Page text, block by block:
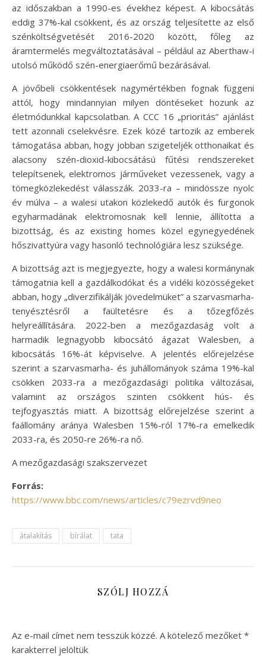
az időszakban a 1990-es évekhez képest. A kibocsátás
eddig 37%-kal csökkent, és az ország teljesítette az első
szénköltségvetését 2016-2020 között, főleg az
áramtermelés megváltoztatásával – például az Aberthaw-i
utolsó működő szén-energiaerőmű bezárásával.
A jövőbeli csökkentések nagymértékben fognak függeni
attól, hogy mindannyian milyen döntéseket hozunk az
életmódunkkal kapcsolatban. A CCC 16 „prioritás” ajánlást
tett azonnali cselekvésre. Ezek közé tartozik az emberek
támogatása abban, hogy jobban szigeteljék otthonaikat és
alacsony szén-dioxid-kibocsátású fűtési rendszereket
telepítsenek, elektromos járműveket vezessenek, vagy a
tömegközlekedést válasszák. 2033-ra – mindössze nyolc
év múlva – a walesi utakon közlekedő autók és furgonok
egyharmadának elektromosnak kell lennie, állította a
bizottság, és az existing homes közel egynegyedének
hőszivattyúra vagy hasonló technológiára lesz szüksége.
A bizottság azt is megjegyezte, hogy a walesi kormánynak
támogatnia kell a gazdálkodókat és a vidéki közösségeket
abban, hogy „diverzifikálják jövedelmüket” a szarvasmarha-
tenyésztésről a faültetésre és a tőzegfőzés
helyreállítására. 2022-ben a mezőgazdaság volt a
harmadik legnagyobb kibocsátó ágazat Walesben, a
kibocsátás 16%-át képviselve. A jelentés előrejelzése
szerint a szarvasmarha- és juhállományok száma 19%-kal
csökken 2033-ra a mezőgazdasági politika változásai,
valamint az országos szinten csökkent hús- és
tejfogyasztás miatt. A bizottság előrejelzése szerint a
faállomány aránya Walesben 15%-ról 17%-ra emelkedik
2033-ra, és 2050-re 26%-ra nő.
A mezőgazdasági szakszervezet
Forrás:
https://www.bbc.com/news/articles/c79ezrvd9neo
átalakítás bírálat tata
SZÓLJ HOZZÁ
Az e-mail címet nem tesszük közzé. A kötelező mezőket *
karakterrel jelöltük